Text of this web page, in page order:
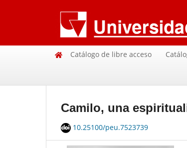
Catálogo de libre acceso
Camilo, una
10.25100/peu.7523739